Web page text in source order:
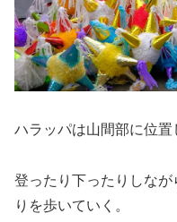
ハラッパは山間部に位置
登ったり下ったりしな
りを歩いていく。